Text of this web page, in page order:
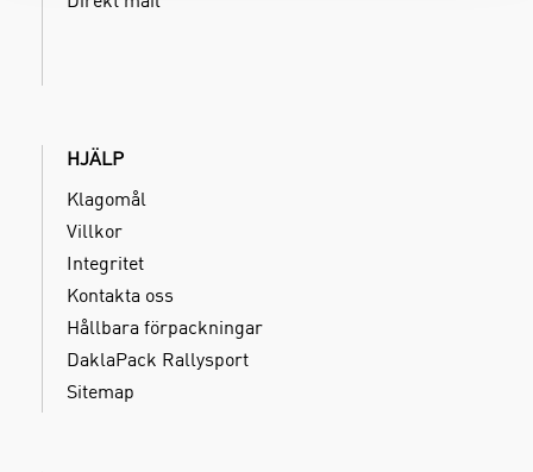
HJÄLP
Klagomål
Villkor
Integritet
Kontakta oss
Hållbara förpackningar
DaklaPack Rallysport
Sitemap